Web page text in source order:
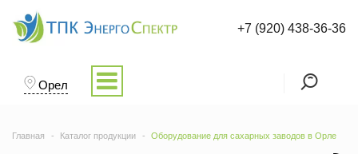
Орел
+7 (920) 438-36-36
Главная Каталог продукции Оборудование для сахарных заводов в Орле